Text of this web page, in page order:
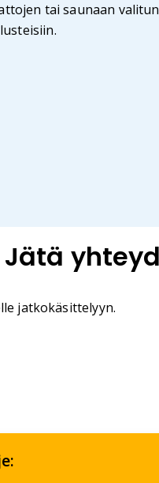
tai saunaan
jatkokäsittelyyn.